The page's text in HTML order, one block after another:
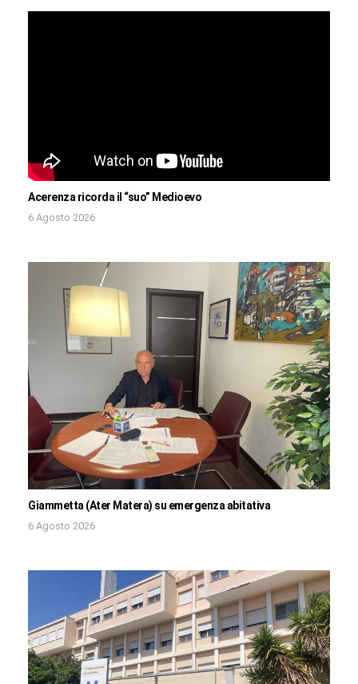
Acerenza ricorda il “suo” Medioevo
6 Agosto 2026
Giammetta (Ater Matera) su emergenza abitativa
6 Agosto 2026